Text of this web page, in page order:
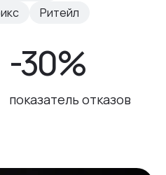
Ритейл
-30%
показатель отказов